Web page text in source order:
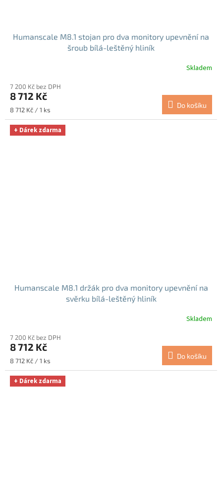
Humanscale M8.1 stojan pro dva monitory upevnění na
šroub bílá-leštěný hliník
Skladem
7 200 Kč bez DPH
8 712 Kč
Měrná
cena:
8 712 Kč / 1 ks
Do košíku
+ Dárek zdarma
Humanscale M8.1 držák pro dva monitory upevnění na
svěrku bílá-leštěný hliník
Skladem
7 200 Kč bez DPH
8 712 Kč
Měrná
cena:
8 712 Kč / 1 ks
Do košíku
+ Dárek zdarma